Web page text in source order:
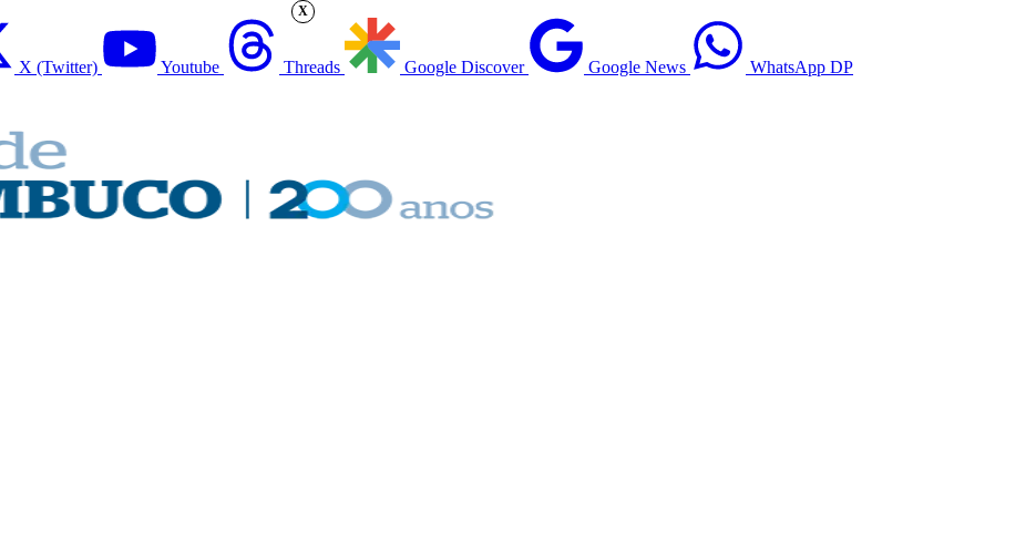
X (Twitter) Youtube Threads Google Discover Google News WhatsApp DP
X